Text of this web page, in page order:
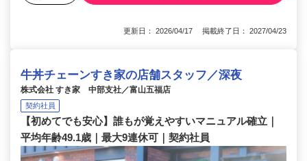
更新日： 2026/04/17 掲載終了日： 2027/04/23
牛丼チェーンすき家の店舗スタッフ／深夜
株式会社 すき家 中部支社／富山五福店
契約社員
【初めてでも安心】誰もが覚えやすいマニュアル確立｜
平均年齢49.1歳｜最大9連休可｜契約社員